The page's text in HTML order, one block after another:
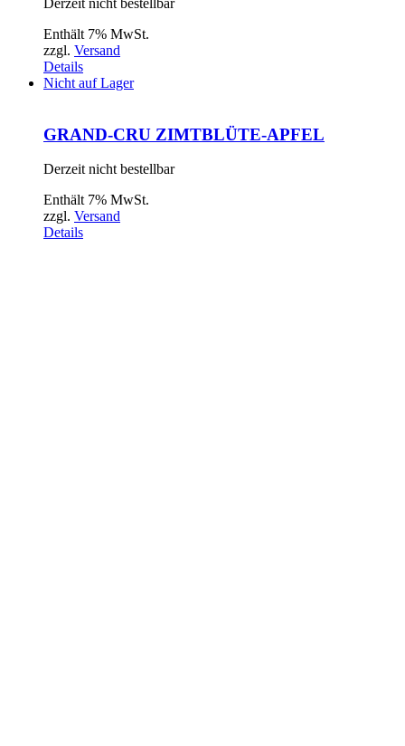
Enthält 7% MwSt.
zzgl. Versand
Details
Nicht auf Lager
GRAND-CRU ZIMTBLÜTE-APFEL
Derzeit nicht bestellbar
Enthält 7% MwSt.
zzgl. Versand
Details